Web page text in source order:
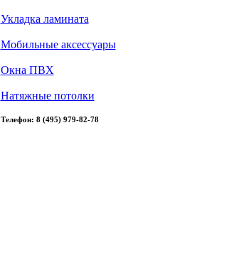
Укладка ламината
Мобильные аксессуары
Окна ПВХ
Натяжные потолки
Телефон: 8 (495) 979-82-78